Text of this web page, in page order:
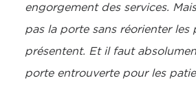
engorgement des services.
pas la porte sans réorienter les
présentent. Et il faut
porte entrouverte pour les